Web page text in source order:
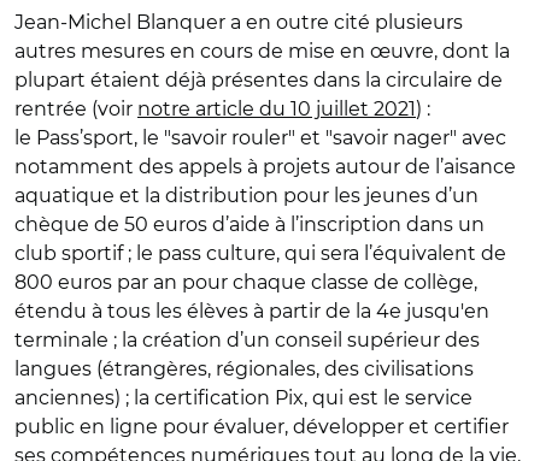
Jean-Michel Blanquer a en outre cité plusieurs
autres mesures en cours de mise en œuvre, dont la
plupart étaient déjà présentes dans la circulaire de
rentrée (voir notre article du 10 juillet 2021) :
le Pass’sport, le "savoir rouler" et "savoir nager" avec
notamment des appels à projets autour de l’aisance
aquatique et la distribution pour les jeunes d’un
chèque de 50 euros d’aide à l’inscription dans un
club sportif ; le pass culture, qui sera l’équivalent de
800 euros par an pour chaque classe de collège,
étendu à tous les élèves à partir de la 4e jusqu'en
terminale ; la création d’un conseil supérieur des
langues (étrangères, régionales, des civilisations
anciennes) ; la certification Pix, qui est le service
public en ligne pour évaluer, développer et certifier
ses compétences numériques tout au long de la vie,